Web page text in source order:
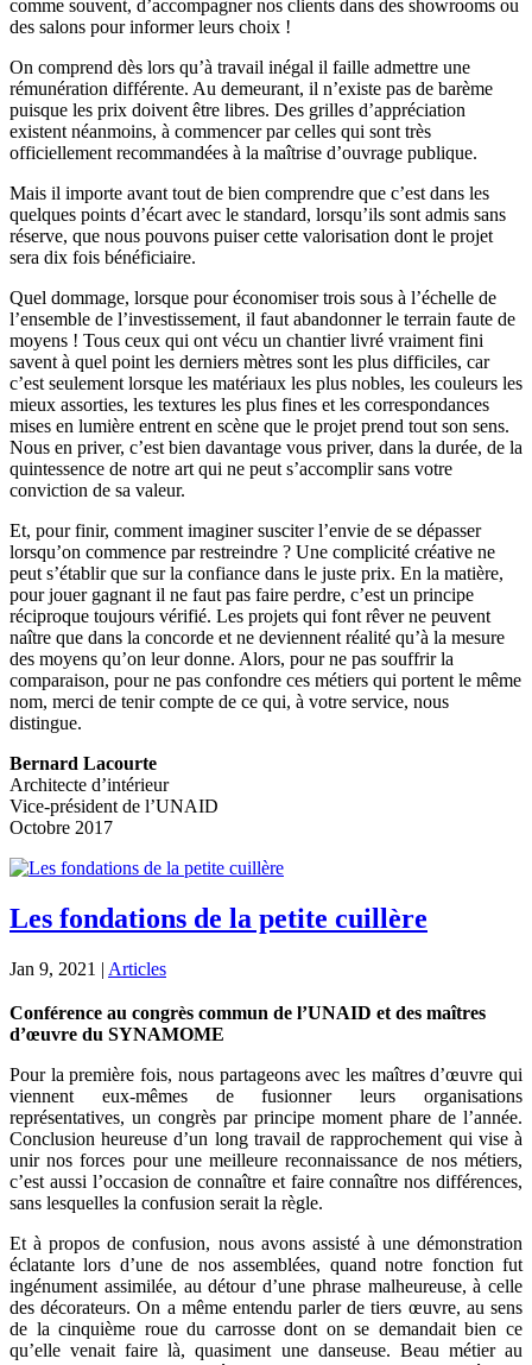
comme souvent, d’accompagner nos clients dans des showrooms ou
des salons pour informer leurs choix !
On comprend dès lors qu’à travail inégal il faille admettre une
rémunération différente. Au demeurant, il n’existe pas de barème
puisque les prix doivent être libres. Des grilles d’appréciation
existent néanmoins, à commencer par celles qui sont très
officiellement recommandées à la maîtrise d’ouvrage publique.
Mais il importe avant tout de bien comprendre que c’est dans les
quelques points d’écart avec le standard, lorsqu’ils sont admis sans
réserve, que nous pouvons puiser cette valorisation dont le projet
sera dix fois bénéficiaire.
Quel dommage, lorsque pour économiser trois sous à l’échelle de
l’ensemble de l’investissement, il faut abandonner le terrain faute de
moyens ! Tous ceux qui ont vécu un chantier livré vraiment fini
savent à quel point les derniers mètres sont les plus difficiles, car
c’est seulement lorsque les matériaux les plus nobles, les couleurs les
mieux assorties, les textures les plus fines et les correspondances
mises en lumière entrent en scène que le projet prend tout son sens.
Nous en priver, c’est bien davantage vous priver, dans la durée, de la
quintessence de notre art qui ne peut s’accomplir sans votre
conviction de sa valeur.
Et, pour finir, comment imaginer susciter l’envie de se dépasser
lorsqu’on commence par restreindre ? Une complicité créative ne
peut s’établir que sur la confiance dans le juste prix. En la matière,
pour jouer gagnant il ne faut pas faire perdre, c’est un principe
réciproque toujours vérifié. Les projets qui font rêver ne peuvent
naître que dans la concorde et ne deviennent réalité qu’à la mesure
des moyens qu’on leur donne. Alors, pour ne pas souffrir la
comparaison, pour ne pas confondre ces métiers qui portent le même
nom, merci de tenir compte de ce qui, à votre service, nous
distingue.
Bernard Lacourte
Architecte d’intérieur
Vice-président de l’UNAID
Octobre 2017
Les fondations de la petite cuillère
Jan 9, 2021 | Articles
Conférence au congrès commun de l’UNAID et des maîtres
d’œuvre du SYNAMOME
Pour la première fois, nous partageons avec les maîtres d’œuvre qui
viennent eux-mêmes de fusionner leurs organisations
représentatives, un congrès par principe moment phare de l’année.
Conclusion heureuse d’un long travail de rapprochement qui vise à
unir nos forces pour une meilleure reconnaissance de nos métiers,
c’est aussi l’occasion de connaître et faire connaître nos différences,
sans lesquelles la confusion serait la règle.
Et à propos de confusion, nous avons assisté à une démonstration
éclatante lors d’une de nos assemblées, quand notre fonction fut
ingénument assimilée, au détour d’une phrase malheureuse, à celle
des décorateurs. On a même entendu parler de tiers œuvre, au sens
de la cinquième roue du carrosse dont on se demandait bien ce
qu’elle venait faire là, quasiment une danseuse. Beau métier au